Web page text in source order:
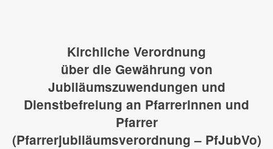
Kirchliche Verordnung
über die Gewährung von
Jubiläumszuwendungen und
Dienstbefreiung an Pfarrerinnen und
Pfarrer
(Pfarrerjubiläumsverordnung – PfJubVo)